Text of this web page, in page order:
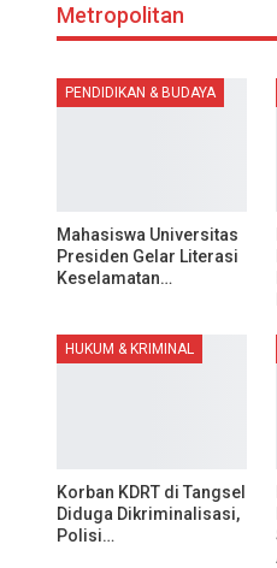
Metropolitan
PENDIDIKAN & BUDAYA
Mahasiswa Universitas
Presiden Gelar Literasi
Keselamatan…
HUKUM & KRIMINAL
Korban KDRT di Tangsel
Diduga Dikriminalisasi,
Polisi…